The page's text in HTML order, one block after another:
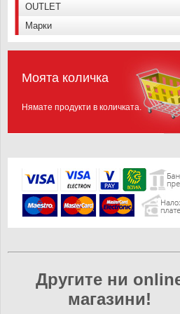
OUTLET
Марки
Моята количка
Нямате продукти в количката.
Другите ни
магазини!